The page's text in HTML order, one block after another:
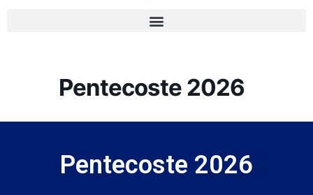
Pentecoste 2026
Pentecoste 2026